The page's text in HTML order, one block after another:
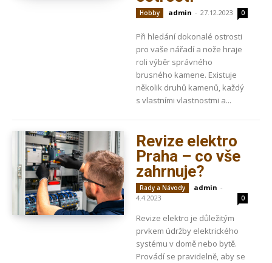
Hobby admin - 27.12.2023 0
Při hledání dokonalé ostrosti
pro vaše nářadí a nože hraje
roli výběr správného
brusného kamene. Existuje
několik druhů kamenů, každý
s vlastními vlastnostmi a...
Revize elektro
Praha – co vše
zahrnuje?
Rady a Návody admin -
4.4.2023
0
Revize elektro je důležitým
prvkem údržby elektrického
systému v domě nebo bytě.
Provádí se pravidelně, aby se